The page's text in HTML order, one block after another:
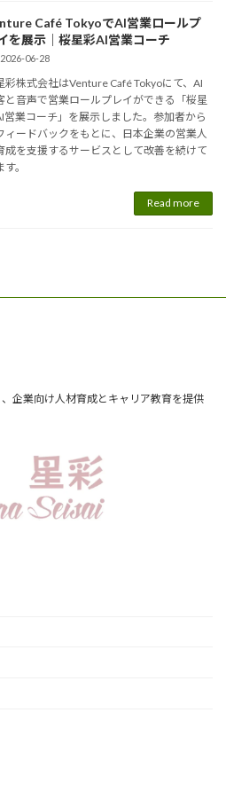
Café TokyoでAI営業ロールプ
を展示｜桜星彩AI営業コーチ
2026-06-28
彩株式会社はVenture Café Tokyoにて、AI
と音声で営業ロールプレイができる「桜星
営業コーチ」を展示しました。参加者から
ィードバックをもとに、日本企業の営業人
成を支援するサービスとして改善を続けて
す。
Read more
企業向け人材育成とキャリア教育を提供